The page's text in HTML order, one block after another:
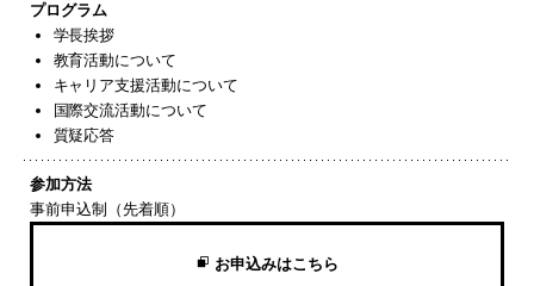
プログラム
学長挨拶
教育活動について
キャリア支援活動について
国際交流活動について
質疑応答
参加方法
事前申込制（先着順）
お申込みはこちら